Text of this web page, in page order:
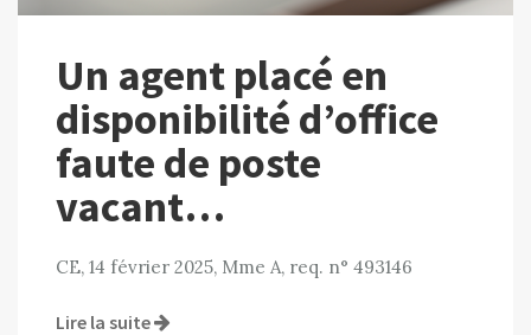
Un agent placé en
disponibilité d’office
faute de poste
vacant…
CE, 14 février 2025, Mme A, req. n° 493146
Lire la suite